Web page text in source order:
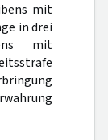
mit
in drei
mit